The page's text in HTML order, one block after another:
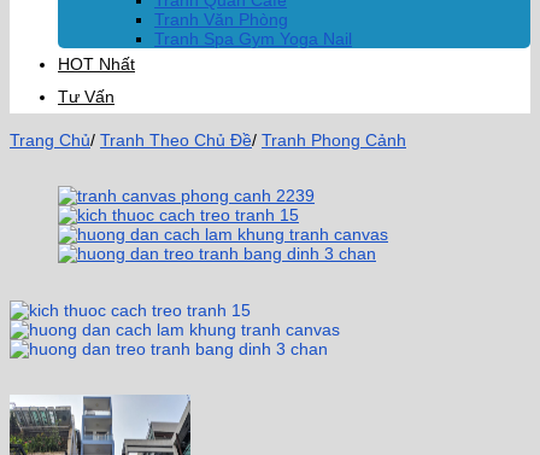
Tranh Văn Phòng
Tranh Spa Gym Yoga Nail
HOT Nhất
Tư Vấn
Trang Chủ/ Tranh Theo Chủ Đề/ Tranh Phong Cảnh